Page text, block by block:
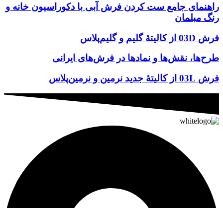
راهنمای جامع ست کردن فرش آبی با دکوراسیون خانه و
رنگ مبلمان
فرش 03D از کالیتۀ گلیم و گلیم‌پلاس
طرح‌ها، نقش‌ها و نمادها در فرش‌های ایرانی
فرش 03L از کالیتۀ جدید نرمین و نرمین‌پلاس